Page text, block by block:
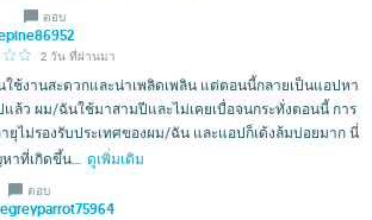
ตอบ
2 วัน ที่ผ่านมา
ใช้งานสะดวกและน่าเพลิดเพลิน แต่ตอนนี้กลายเป็นแอปหา
แล้ว ผม/ฉันใช้มาสามปีและไม่เคยเบื่อจนกระทั่งตอนนี้ การ
ยุไม่รองรับประเทศของผม/ฉัน และแอปก็เด้งล้มบ่อยมาก นี่
าที่เกิดขึ้น...
ดูเพิ่มเติม
ตอบ